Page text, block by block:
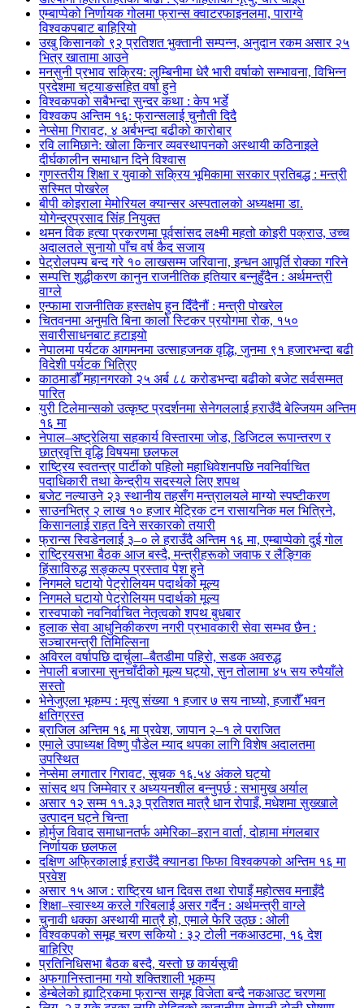
एम्बाप्पेको निर्णायक गोलमा फ्रान्स क्वाटरफाइनलमा, पाराग्वे
विश्वकपबाट बाहिरियो
उखु किसानको ९२ प्रतिशत भुक्तानी सम्पन्न, अनुदान रकम असार २५
भित्र खातामा आउने
मनसुनी प्रभाव सक्रिय: लुम्बिनीमा धेरै भारी वर्षाको सम्भावना, विभिन्न
प्रदेशमा चट्याङसहित वर्षा हुने
विश्वकपको सबैभन्दा सुन्दर कथा : केप भर्डे
विश्वकप अन्तिम १६: फ्रान्सलाई चुनाैती दिदै
नेप्सेमा गिरावट, ४ अर्बभन्दा बढीको कारोबार
रवि लामिछाने: खोला किनार व्यवस्थापनको अस्थायी कठिनाइले
दीर्घकालीन समाधान दिने विश्वास
गुणस्तरीय शिक्षा र युवाको सक्रिय भूमिकामा सरकार प्रतिबद्ध : मन्त्री
सस्मित पोखरेल
बीपी कोइराला मेमोरियल क्यान्सर अस्पतालको अध्यक्षमा डा.
योगेन्द्रप्रसाद सिंह नियुक्त
थमन विक हत्या प्रकरणमा पूर्वसांसद लक्ष्मी महतो कोइरी पक्राउ, उच्च
अदालतले सुनायो पाँच वर्ष कैद सजाय
पेट्रोलपम्प बन्द गरे १० लाखसम्म जरिवाना, इन्धन आपूर्ति रोक्का गरिने
सम्पत्ति शुद्धीकरण कानुन राजनीतिक हतियार बन्नुहुँदैन : अर्थमन्त्री
वाग्ले
एन्फामा राजनीतिक हस्तक्षेप हुन दिँदैनौं : मन्त्री पोखरेल
चितवनमा अनुमति बिना कालो स्टिकर प्रयोगमा रोक, १५०
सवारीसाधनबाट हटाइयो
नेपालमा पर्यटक आगमनमा उत्साहजनक वृद्धि, जुनमा ९१ हजारभन्दा बढी
विदेशी पर्यटक भित्रिए
काठमाडौँ महानगरको २५ अर्ब ८८ करोडभन्दा बढीको बजेट सर्वसम्मत
पारित
युरी टिलेमान्सको उत्कृष्ट प्रदर्शनमा सेनेगललाई हराउँदै बेल्जियम अन्तिम
१६ मा
नेपाल–अष्ट्रेलिया सहकार्य विस्तारमा जोड, डिजिटल रूपान्तरण र
छात्रवृत्ति वृद्धि विषयमा छलफल
राष्ट्रिय स्वतन्त्र पार्टीको पहिलो महाधिवेशनपछि नवनिर्वाचित
पदाधिकारी तथा केन्द्रीय सदस्यले लिए शपथ
बजेट नल्याउने २३ स्थानीय तहसँग मन्त्रालयले माग्यो स्पष्टीकरण
साउनभित्र २ लाख १० हजार मेट्रिक टन रासायनिक मल भित्रिने,
किसानलाई राहत दिने सरकारको तयारी
फ्रान्स स्विडेनलाई ३–० ले हराउँदै अन्तिम १६ मा, एम्बाप्पेको दुई गोल
राष्ट्रियसभा बैठक आज बस्दै, मन्त्रीहरूको जवाफ र लैङ्गिक
हिंसाविरुद्ध सङ्कल्प प्रस्ताव पेश हुने
निगमले घटायो पेट्रोलियम पदार्थको मूल्य
निगमले घटायो पेट्रोलियम पदार्थको मूल्य
रास्वपाको नवनिर्वाचित नेतृत्वको शपथ बुधबार
हुलाक सेवा आधुनिकीकरण नगरी प्रभावकारी सेवा सम्भव छैन :
सञ्चारमन्त्री तिमिल्सिना
अविरल वर्षापछि दार्चुला–बैतडीमा पहिरो, सडक अवरुद्ध
नेपाली बजारमा सुनचाँदीको मूल्य घट्यो, सुन तोलामा ४५ सय रुपैयाँले
सस्तो
भेनेजुएला भूकम्प : मृत्यु संख्या १ हजार ७ सय नाघ्यो, हजारौँ भवन
क्षतिग्रस्त
ब्राजिल अन्तिम १६ मा प्रवेश, जापान २–१ ले पराजित
एमाले उपाध्यक्ष विष्णु पौडेल म्याद थपका लागि विशेष अदालतमा
उपस्थित
नेप्सेमा लगातार गिरावट, सूचक १६.५४ अंकले घट्यो
सांसद थप जिम्मेवार र अध्ययनशील बन्नुपर्छ : सभामुख अर्याल
असार १२ सम्म ११.३३ प्रतिशत मात्रै धान रोपाइँ, मधेशमा सुख्खाले
उत्पादन घट्ने चिन्ता
होर्मुज विवाद समाधानतर्फ अमेरिका–इरान वार्ता, दोहामा मंगलबार
निर्णायक छलफल
दक्षिण अफ्रिकालाई हराउँदै क्यानडा फिफा विश्वकपको अन्तिम १६ मा
प्रवेश
असार १५ आज : राष्ट्रिय धान दिवस तथा रोपाइँ महोत्सव मनाइँदै
शिक्षा–स्वास्थ्य करले गरिबलाई असर गर्दैन : अर्थमन्त्री वाग्ले
चुनावी धक्का अस्थायी मात्रै हो, एमाले फेरि उठ्छ : ओली
विश्वकपको समूह चरण सकियो : ३२ टोली नकआउटमा, १६ देश
बाहिरिए
प्रतिनिधिसभा बैठक बस्दै, यस्तो छ कार्यसूची
अफगानिस्तानमा गयो शक्तिशाली भूकम्प
डेम्बेलेको ह्याट्रिकमा फ्रान्स समूह विजेता बन्दै नकआउट चरणमा